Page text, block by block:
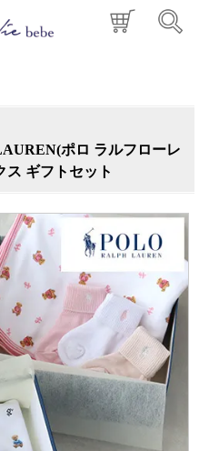
ポロ ラルフローレ
ス ギフトセット